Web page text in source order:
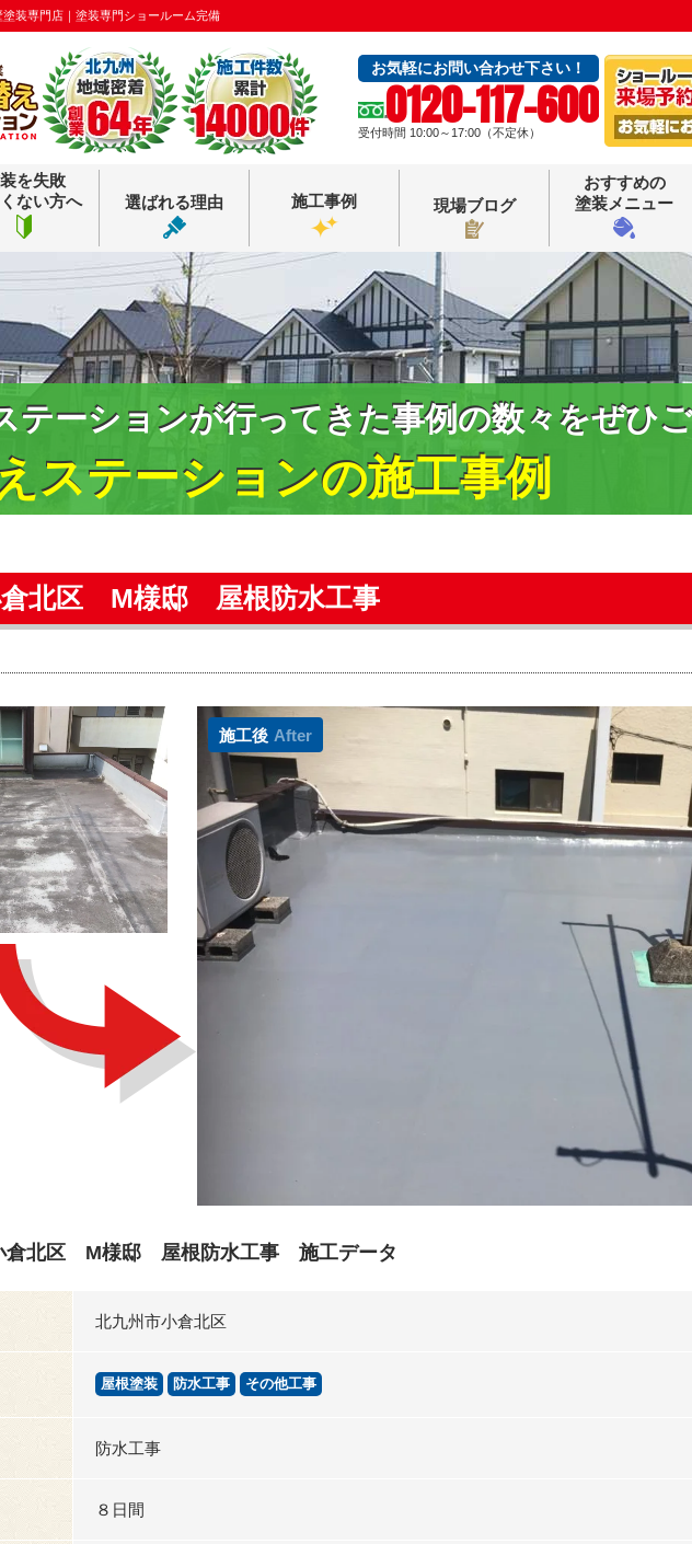
塗装専門店｜塗装専門ショールーム完備
お気軽にお問い合わせ下さい！
0120-117-600
受付時間 10:00～17:00（不定休）
を失敗
ない方へ
選ばれる理由 施工事例 現場ブログ
おすすめの
塗装メニュー
テーションが行ってきた事例の数々をぜひ
ステーションの施工事例
倉北区 M様邸 屋根防水工事
施工後 After
倉北区 M様邸 屋根防水工事 施工データ
北九州市小倉北区
屋根塗装 防水工事 その他工事
防水工事
８日間